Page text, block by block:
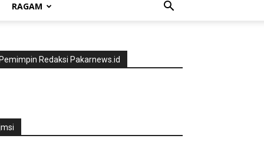
RAGAM
Pemimpin Redaksi Pakarnews.id